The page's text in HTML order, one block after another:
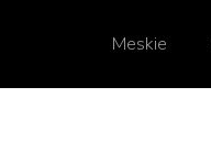
Meskie